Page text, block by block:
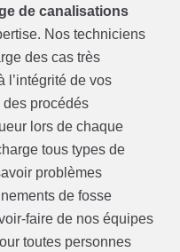
de canalisations
Nos techniciens
des cas très
l’intégrité de vos
procédés
lors de chaque
tous types de
problèmes
de fosse
faire de nos équipes
toutes personnes